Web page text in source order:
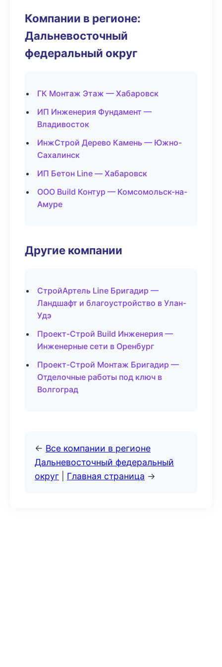
Компании в регионе:
Дальневосточный
федеральный округ
ГК Монтаж Этаж — Хабаровск
ИП Инженерия Фундамент —
Владивосток
ИнжСтрой Дерево Камень — Южно-
Сахалинск
ИП Бетон Line — Хабаровск
ООО Build Контур — Комсомольск-на-
Амуре
Другие компании
СтройАртель Line Бригадир —
Ландшафт и благоустройство в Улан-
Удэ
Проект-Строй Build Инженерия —
Инженерные сети в Оренбург
Проект-Строй Монтаж Бригадир —
Отделочные работы под ключ в
Волгоград
← Все компании в регионе
Дальневосточный федеральный
округ
Главная страница →